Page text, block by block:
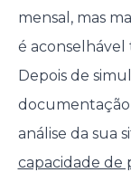
mensal, mas
é aconselhável
Depois de
documentação
análise da sua
capacidade de